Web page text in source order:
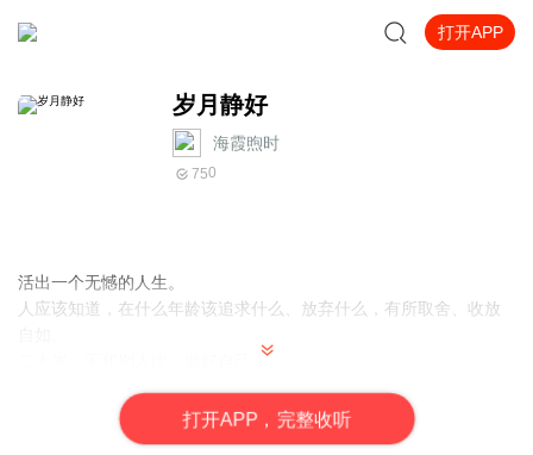
打开APP
岁月静好
海霞煦时
750
活出一个无憾的人生。
人应该知道，在什么年龄该追求什么、放弃什么，有所取舍、收放
二十岁，不和别人比，做好自己。
掌控好自己的节奏和步伐，努力学习知识，规划好人生方向，认准
人生目标，全速前进。
打开APP，完整收听